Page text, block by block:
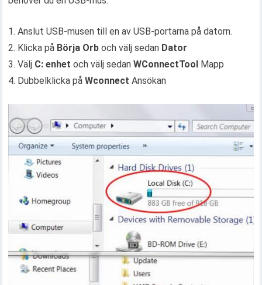
1. Anslut USB-musen till en av USB-portarna på datorn.
2. Klicka på Börja Orb och välj sedan Dator
3. Välj C: enhet och välj sedanWConnectTool Mapp
4. Dubbelklicka påWconnect Ansökan